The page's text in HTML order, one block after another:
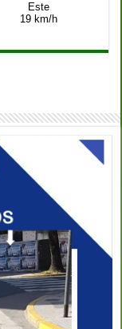
Este
19 km/h